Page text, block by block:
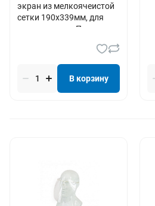
экран из мелкоячеистой
сетки 190х339мм, для
крепления на , Про
В корзину